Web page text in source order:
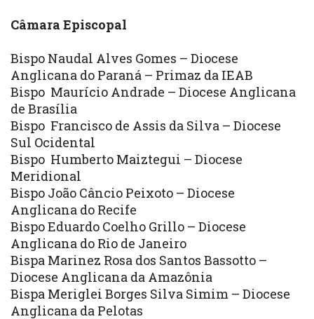
Câmara Episcopal
Bispo Naudal Alves Gomes – Diocese
Anglicana do Paraná – Primaz da IEAB
Bispo Maurício Andrade – Diocese Anglicana
de Brasília
Bispo Francisco de Assis da Silva – Diocese
Sul Ocidental
Bispo Humberto Maiztegui – Diocese
Meridional
Bispo João Câncio Peixoto – Diocese
Anglicana do Recife
Bispo Eduardo Coelho Grillo – Diocese
Anglicana do Rio de Janeiro
Bispa Marinez Rosa dos Santos Bassotto –
Diocese Anglicana da Amazônia
Bispa Meriglei Borges Silva Simim – Diocese
Anglicana da Pelotas